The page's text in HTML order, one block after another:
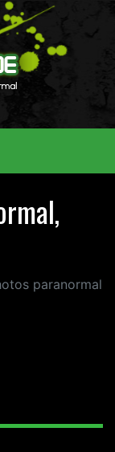
paranormal